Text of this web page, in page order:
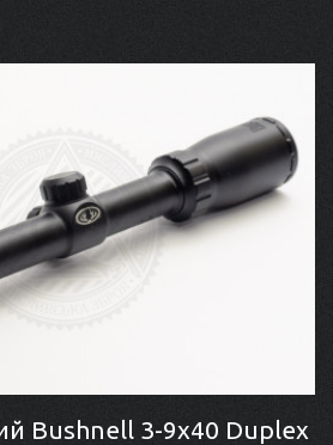
Bushnell 3-9x40 Duplex